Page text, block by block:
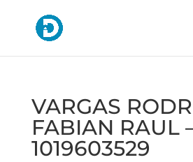
VARGAS
FABIAN RAUL
1019603529